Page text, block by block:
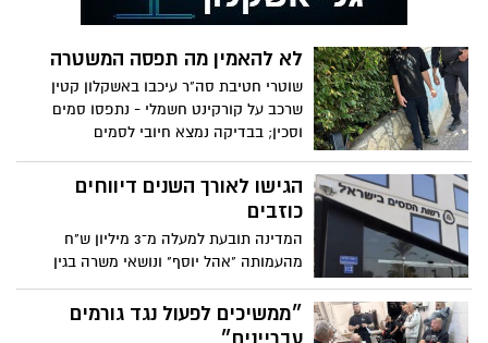
לא להאמין מה תפסה המשטרה
שוטרי חטיבת סה"ר עיכבו באשקלון קטין
שרכב על קורקינט חשמלי - נתפסו סמים
וסכין; בבדיקה נמצא חיובי לסמים
הגישו לאורך השנים דיווחים
כוזבים
המדינה תובעת למעלה מ־3 מיליון ש"ח
מהעמותה "אהל יוסף" ונושאי משרה בגין
קבלת כספי תמיכות במרמה ובניגוד לחוק
״ממשיכים לפעול נגד גורמים